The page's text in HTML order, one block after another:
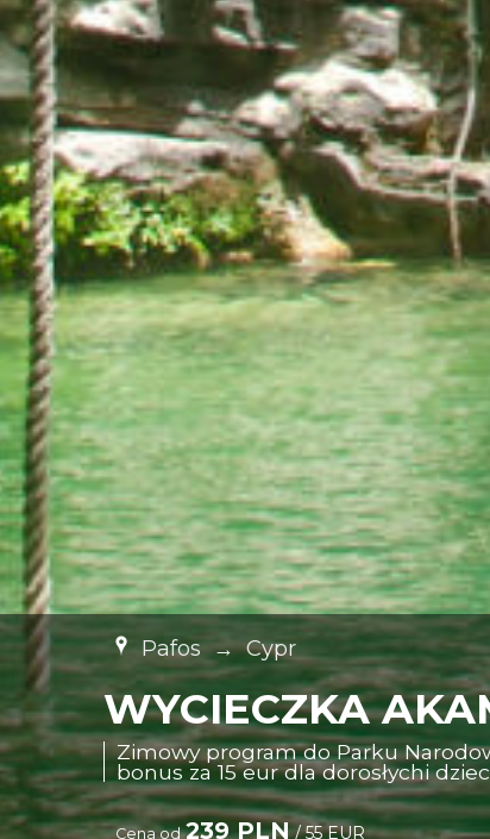
Pafos → Cypr
WYCIECZKA
Zimowy program do Parku
bonus za 15 eur dla dorosłychi
Cena od 239 PLN/ 55 EUR